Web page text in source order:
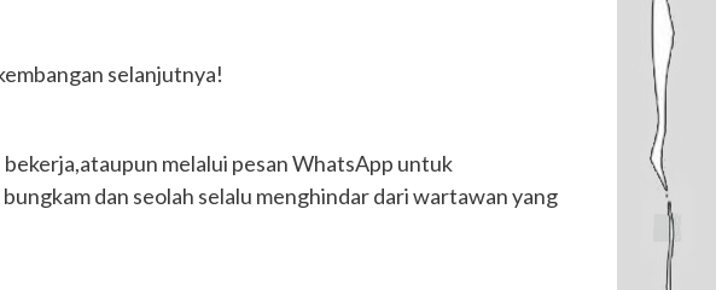
selanjutnya!
melalui pesan WhatsApp untuk
dan seolah selalu menghindar dari wartawan yang